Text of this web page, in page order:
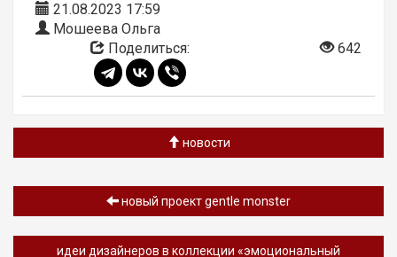
21.08.2023 17:59
Мошеева Ольга
Поделиться:
642
новости
новый проект gentle monster
идеи дизайнеров в коллекции «эмоциональный